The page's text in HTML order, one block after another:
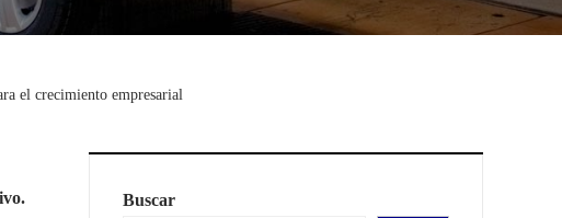
el crecimiento empresarial
Buscar